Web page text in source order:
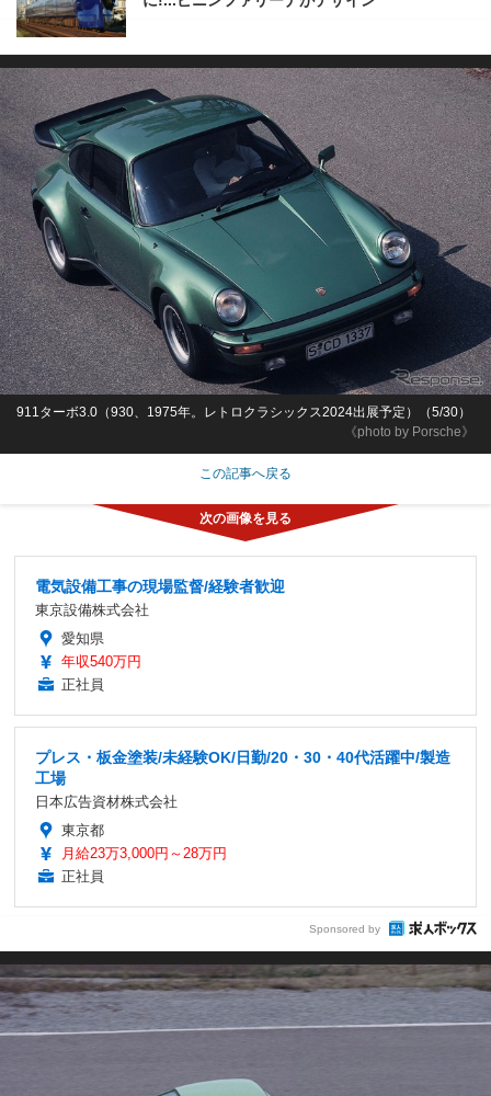
《photo by Porsche》
911ターボ3.0（930、1975年。レトロクラシックス2024出展予定）（5/30）
この記事へ戻る
電気設備工事の現場監督/経験者歓迎
東京設備株式会社
愛知県
年収540万円
正社員
プレス・板金塗装/未経験OK/日勤/20・30・40代活躍中/製造
工場
日本広告資材株式会社
東京都
月給23万3,000円～28万円
正社員
Sponsored by